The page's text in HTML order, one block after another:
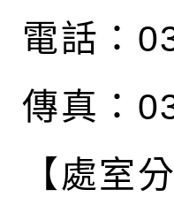
電話：
傳真：
【處室